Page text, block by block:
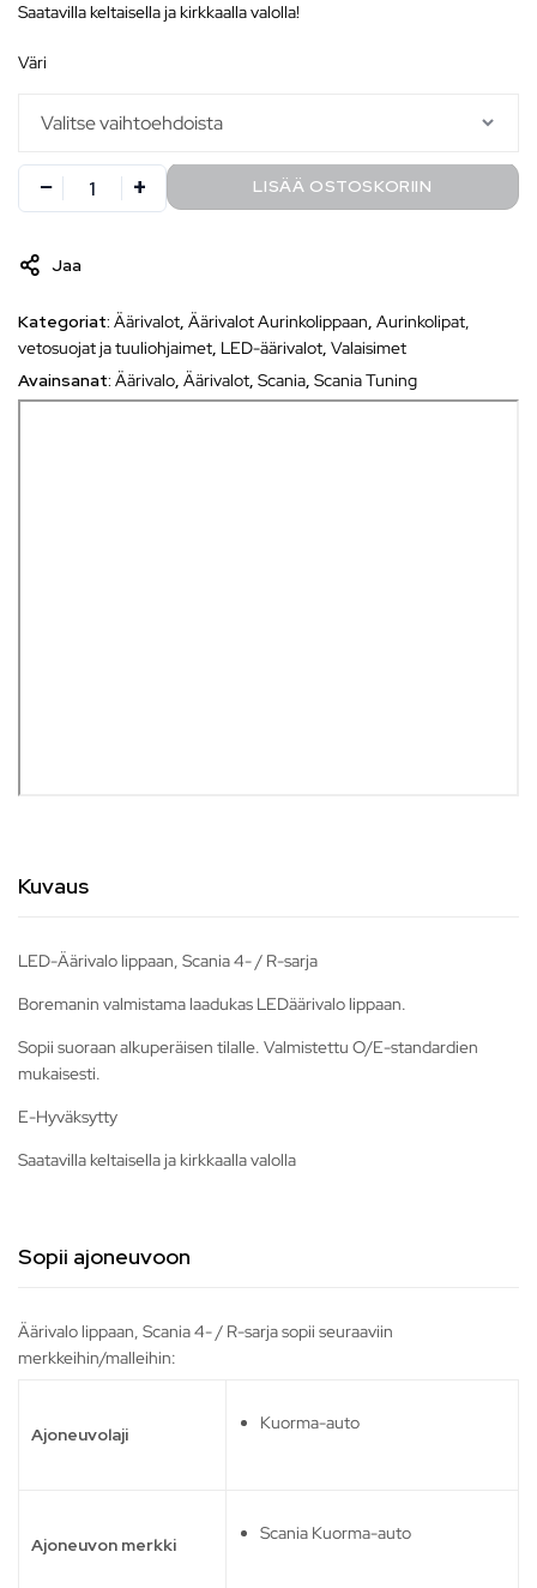
Saatavilla keltaisella ja kirkkaalla valolla!
väri
LISÄÄ OSTOSKORIIN
Jaa
Kategoriat: Äärivalot, Äärivalot Aurinkolippaan, Aurinkolipat,
vetosuojat ja tuuliohjaimet, LED-äärivalot, Valaisimet
Avainsanat: Äärivalo, Äärivalot, Scania, Scania Tuning
Kuvaus
LED-Äärivalo lippaan, Scania 4- / R-sarja
Boremanin valmistama laadukas LEDäärivalo lippaan.
Sopii suoraan alkuperäisen tilalle. Valmistettu O/E-standardien
mukaisesti.
E-Hyväksytty
Saatavilla keltaisella ja kirkkaalla valolla
Sopii ajoneuvoon
Äärivalo lippaan, Scania 4- / R-sarja sopii seuraaviin
merkkeihin/malleihin:
Ajoneuvolaji
Kuorma-auto
Ajoneuvon merkki
Scania Kuorma-auto